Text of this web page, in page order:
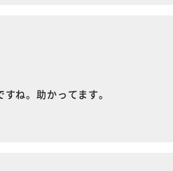
ね。助かってます。